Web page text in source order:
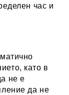
час и
като в
не е
да не